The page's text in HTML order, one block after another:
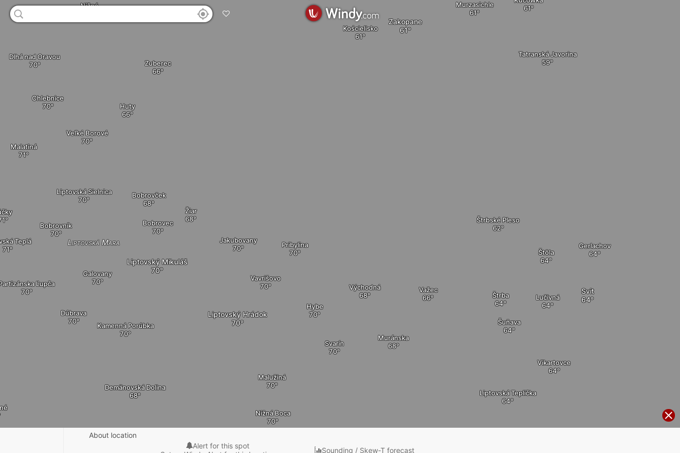
Gerlachov
Svit
Lučivná
Štrba
Štôla
Štrbské Pleso
Hybe
Pribylina
Vavrišovo
Jakubovany
Tatranská Javorina
Kamenná Porúbka
Demänovská Dolina
Zakopane
Kościelisko
Teplá
Ľupča
Bobrovník
Dúbrava
Muránska
Malužiná
Nižná Boca
Liptovský Hrádok
Svarín
Liptovská Teplička
Vikartovce
Šuňava
Važec
Východná
Chlebnice
Malatiná
Dlhá nad Oravou
Zuberec
Huty
Veľké Borové
Galovany
Liptovský Mikuláš
Bobrovec
Bobrovček
Liptovská Sielnica
Liptovská Mara
Žiar
Murzasichle
Nižná
About location
Alert for this spot
Sounding / Skew-T forecast